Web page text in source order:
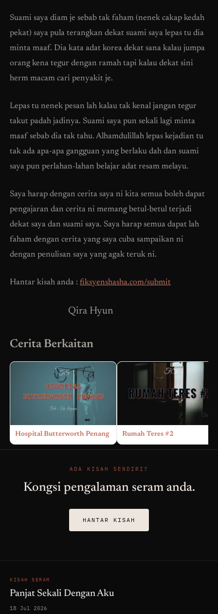
Suami saya diam je sebab tak faham (nenek cakap kedah
pekat) saya pula terangkan dekat suami saya lepas tu dia
minta maaf. Dia kata adat korea dekat sana kalau jumpa
orang kena tegur dengan ramah tapi kalau dekat sini
herm macam cari penyakit je.
Lepas tu nenek pesan lah kalau tak kenal jangan tegur
takut padah jadinya. Suami saya pun sekali lagi minta
maaf sebab dia tak tahu. Alhamdulillah lepas kejadian tu
tak ada apa-apa gangguan yang berlaku dah dan suami
saya pun perlahan-lahan belajar adat resam melayu.
Saya harap dengan cerita saya ni kita semua boleh dapat
pengajaran dan cerita ni memang betul-betul terjadi
dekat saya dan suami saya. Saya harap semua dapat lah
faham dengan cerita yang saya cuba sampaikan ni
dengan penulisan saya yang agak teruk ni.
Hantar kisah anda : fiksyenshasha.com/submit
Qira Hyun
Cerita Berkaitan
Hospital Butterworth Penang Rumah Teres #2
ADA KISAH SENDIRI?
Kongsi pengalaman seram anda.
HANTAR KISAH
KISAH SERAM
Panjat Sekali Dengan Aku
18 Jul 2026